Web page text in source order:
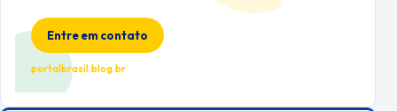
Entre em contato
portalbrasil.blog.br